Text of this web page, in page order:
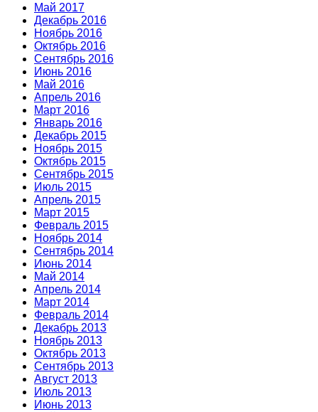
Май 2017
Декабрь 2016
Ноябрь 2016
Октябрь 2016
Сентябрь 2016
Июнь 2016
Май 2016
Апрель 2016
Март 2016
Январь 2016
Декабрь 2015
Ноябрь 2015
Октябрь 2015
Сентябрь 2015
Июль 2015
Апрель 2015
Март 2015
Февраль 2015
Ноябрь 2014
Сентябрь 2014
Июнь 2014
Май 2014
Апрель 2014
Март 2014
Февраль 2014
Декабрь 2013
Ноябрь 2013
Октябрь 2013
Сентябрь 2013
Август 2013
Июль 2013
Июнь 2013